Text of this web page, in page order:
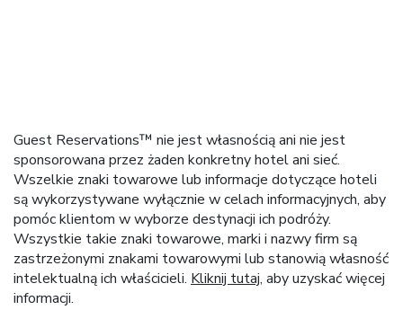
Guest Reservations™ nie jest własnością ani nie jest
sponsorowana przez żaden konkretny hotel ani sieć.
Wszelkie znaki towarowe lub informacje dotyczące hoteli
są wykorzystywane wyłącznie w celach informacyjnych, aby
pomóc klientom w wyborze destynacji ich podróży.
Wszystkie takie znaki towarowe, marki i nazwy firm są
zastrzeżonymi znakami towarowymi lub stanowią własność
intelektualną ich właścicieli. Kliknij tutaj, aby uzyskać więcej
informacji.